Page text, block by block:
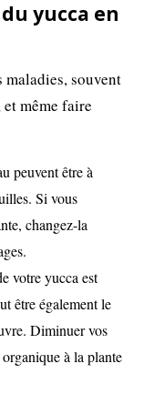
yucca en
souvent
même faire
peuvent être à
Si vous
changez-la
votre yucca est
être également le
Diminuer vos
à la plante